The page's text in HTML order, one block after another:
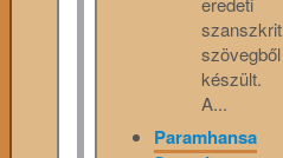
szanszkrit
szövegből
készült.
A...
Paramhansa